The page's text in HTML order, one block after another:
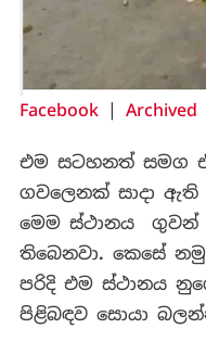
Facebook| Archived
එම සටහනත් සමග
ගවලෙනක් සාදා ඇති
මෙම ස්ථානය ගුවන්
තිබෙනවා. කෙසේ
පරිදි එම ස්ථානය
පිළිබඳව සොයා